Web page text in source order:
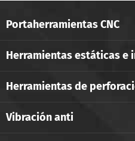
Portaherramientas CNC
Herramientas estáticas e
Herramientas de
Vibración anti